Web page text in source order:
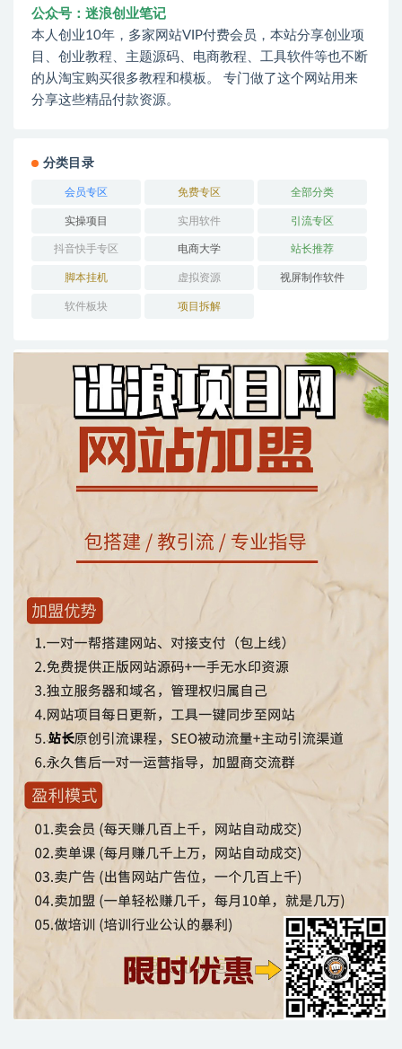
公众号：迷浪创业笔记
本人创业10年，多家网站VIP付费会员，本站分享创业项
目、创业教程、主题源码、电商教程、工具软件等也不断
的从淘宝购买很多教程和模板。 专门做了这个网站用来
分享这些精品付款资源。
分类目录
会员专区 免费专区 全部分类
实操项目 实用软件 引流专区
抖音快手专区 电商大学 站长推荐
脚本挂机 虚拟资源 视屏制作软件
软件板块 项目拆解